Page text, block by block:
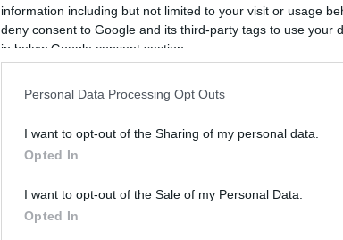
information including but not limited to your visit or usage
deny consent to Google and its third-party tags to use your
in below Google consent section.
Personal Data Processing Opt Outs
I want to opt-out of the Sharing of my personal data.
Opted In
I want to opt-out of the Sale of my Personal Data.
Opted In